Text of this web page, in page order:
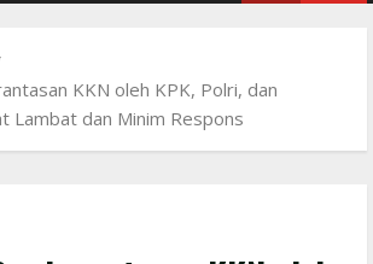
KKN oleh KPK, Polri, dan
Lambat dan Minim Respons